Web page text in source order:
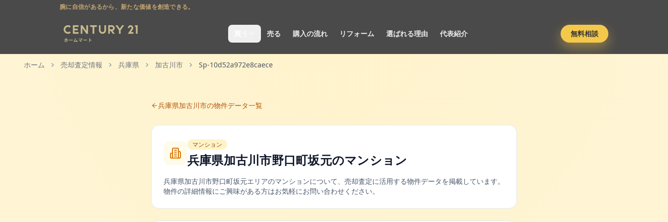
腕に自信があるから、新たな価値を創造できる。
売る 購入の流れ リフォーム 選ばれる理由 代表紹介 無料相談
ホーム 売却査定情報 兵庫県 加古川市 Sp-10d52a972e8caece
兵庫県加古川市の物件データ一覧
マンション
兵庫県加古川市野口町坂元のマンション
兵庫県加古川市野口町坂元エリアのマンションについて、売却査定に活用する物件データを掲載しています。
物件の詳細情報にご興味がある方はお気軽にお問い合わせください。